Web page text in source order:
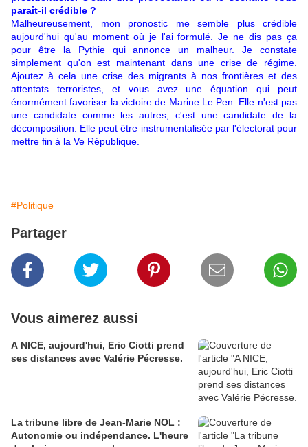
paraît-il crédible ?
Malheureusement, mon pronostic me semble plus crédible
aujourd'hui qu'au moment où je l'ai formulé. Je ne dis pas ça
pour être la Pythie qui annonce un malheur. Je constate
simplement qu'on est maintenant dans une crise de régime.
Ajoutez à cela une crise des migrants à nos frontières et des
attentats terroristes, et vous avez une équation qui peut
énormément favoriser la victoire de Marine Le Pen. Elle n'est pas
une candidate comme les autres, c'est une candidate de la
décomposition. Elle peut être instrumentalisée par l'électorat pour
mettre fin à la Ve République.
#Politique
Partager
Vous aimerez aussi
A NICE, aujourd'hui, Eric Ciotti prend
ses distances avec Valérie Pécresse.
La tribune libre de Jean-Marie NOL :
Autonomie ou indépendance. L'heure